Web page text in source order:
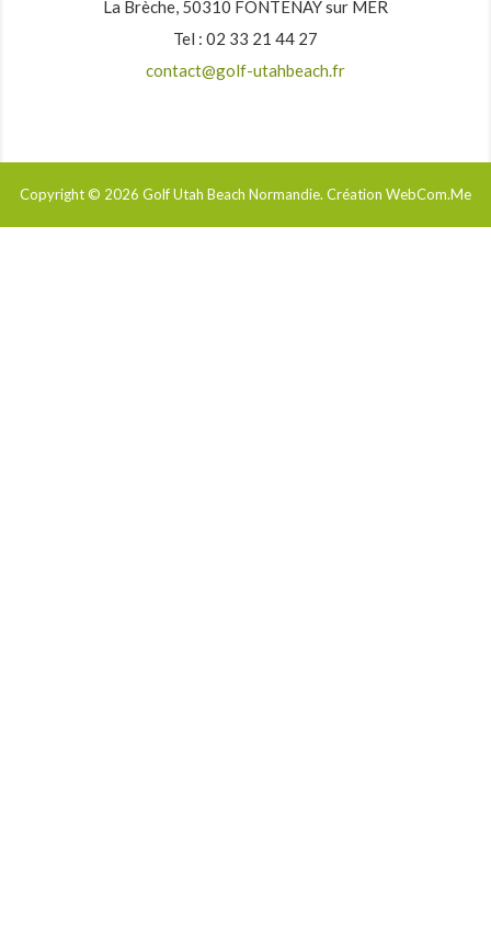
La Brèche, 50310 FONTENAY sur MER
Tel : 02 33 21 44 27
contact@golf-utahbeach.fr
Copyright © 2026 Golf Utah Beach Normandie. Création WebCom.Me